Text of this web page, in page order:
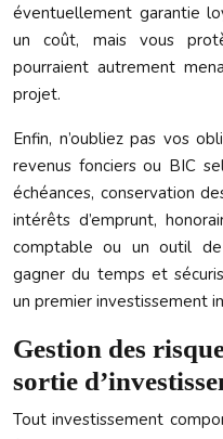
éventuellement garantie
un coût, mais vous
pourraient autrement
projet.
Enfin, n’oubliez pas vos
revenus fonciers ou BIC
échéances, conservation
intérêts d’emprunt,
comptable ou un outil
gagner du temps et
un premier investissement
Gestion des
sortie
Tout investissement